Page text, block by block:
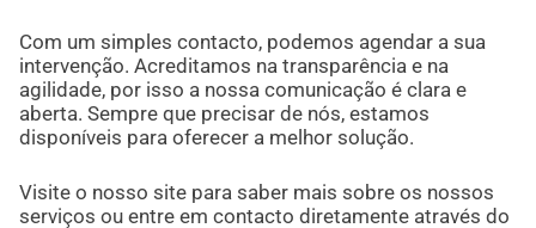
Com um simples contacto, podemos agendar a sua
intervenção. Acreditamos na transparência e na
agilidade, por isso a nossa comunicação é clara e
aberta. Sempre que precisar de nós, estamos
disponíveis para oferecer a melhor solução.
Visite o nosso site para saber mais sobre os nossos
serviços ou entre em contacto diretamente através do